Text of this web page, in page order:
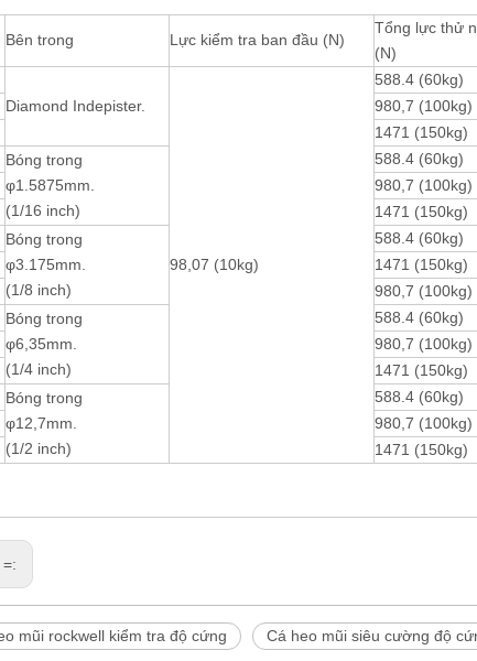
Bên trong Lực kiểm tra ban đầu (N)
Tổng lực thử
(N)
Diamond Indepister.
98,07 (10kg)
588.4 (60kg)
980,7 (100kg)
1471 (150kg)
Bóng trong
φ1.5875mm.
(1/16 inch)
588.4 (60kg)
980,7 (100kg)
1471 (150kg)
Bóng trong
φ3.175mm.
(1/8 inch)
588.4 (60kg)
1471 (150kg)
980,7 (100kg)
Bóng trong
φ6,35mm.
(1/4 inch)
588.4 (60kg)
980,7 (100kg)
1471 (150kg)
Bóng trong
φ12,7mm.
(1/2 inch)
588.4 (60kg)
980,7 (100kg)
1471 (150kg)
mũi rockwell kiểm tra độ cứng Cá heo mũi siêu cường độ